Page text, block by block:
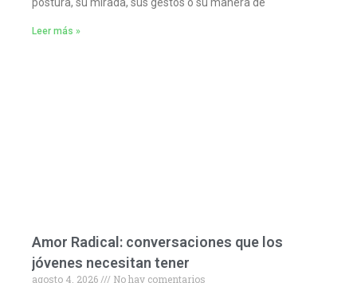
Leer más »
Amor Radical: conversaciones que los
jóvenes necesitan tener
agosto 4, 2026
No hay comentarios